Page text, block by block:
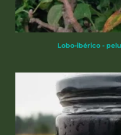
Lobo-ibérico -